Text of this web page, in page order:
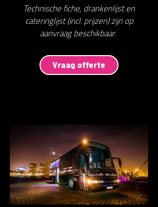
Technische fiche, drankenlijst en
cateringlijst (incl. prijzen) zijn op
aanvraag beschikbaar.
Vraag offerte